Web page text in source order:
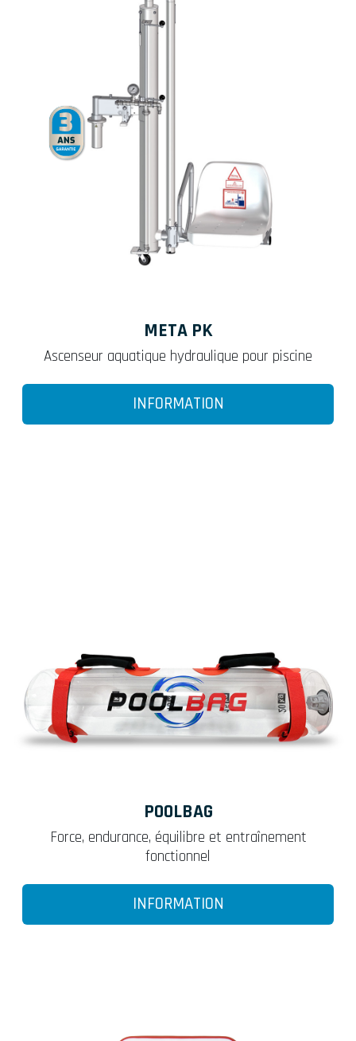
META PK
Ascenseur aquatique hydraulique pour piscine
INFORMATION
POOLBAG
Force, endurance, équilibre et entraînement
fonctionnel
INFORMATION